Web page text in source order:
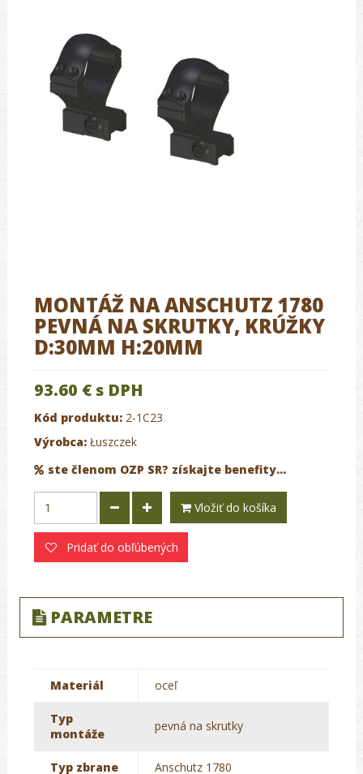
MONTÁŽ NA ANSCHUTZ 1780
PEVNÁ NA SKRUTKY, KRÚŽKY
D:30MM H:20MM
93.60 € s DPH
Kód produktu: 2-1C23
Výrobca: Łuszczek
ste členom OZP SR? získajte benefity...
Vložiť do košíka
Pridať do obľúbených
PARAMETRE
Materiál oceľ
Typ
montáže
pevná na skrutky
Typ zbrane Anschutz 1780